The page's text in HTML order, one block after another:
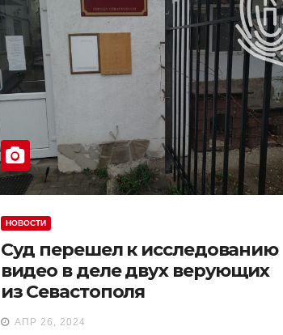
НОВОСТИ
Суд перешел к исследованию
видео в деле двух верующих
из Севастополя
АПР 26, 2024